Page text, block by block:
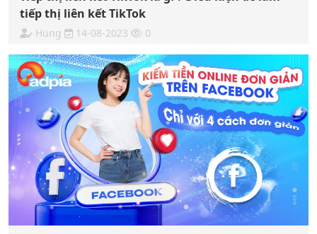
tiếp thị liên kết TikTok
Hung 14-08-2023 0